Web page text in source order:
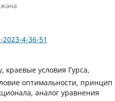
4-36-51
краевые условия Гурса,
оптимальности, принцип
аналог уравнения